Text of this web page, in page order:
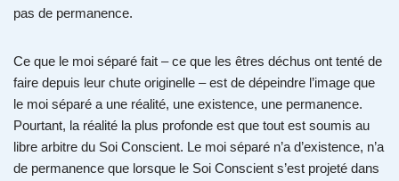
pas de permanence.
Ce que le moi séparé fait – ce que les êtres déchus ont tenté de
faire depuis leur chute originelle – est de dépeindre l’image que
le moi séparé a une réalité, une existence, une permanence.
Pourtant, la réalité la plus profonde est que tout est soumis au
libre arbitre du Soi Conscient. Le moi séparé n’a d’existence, n’a
de permanence que lorsque le Soi Conscient s’est projeté dans